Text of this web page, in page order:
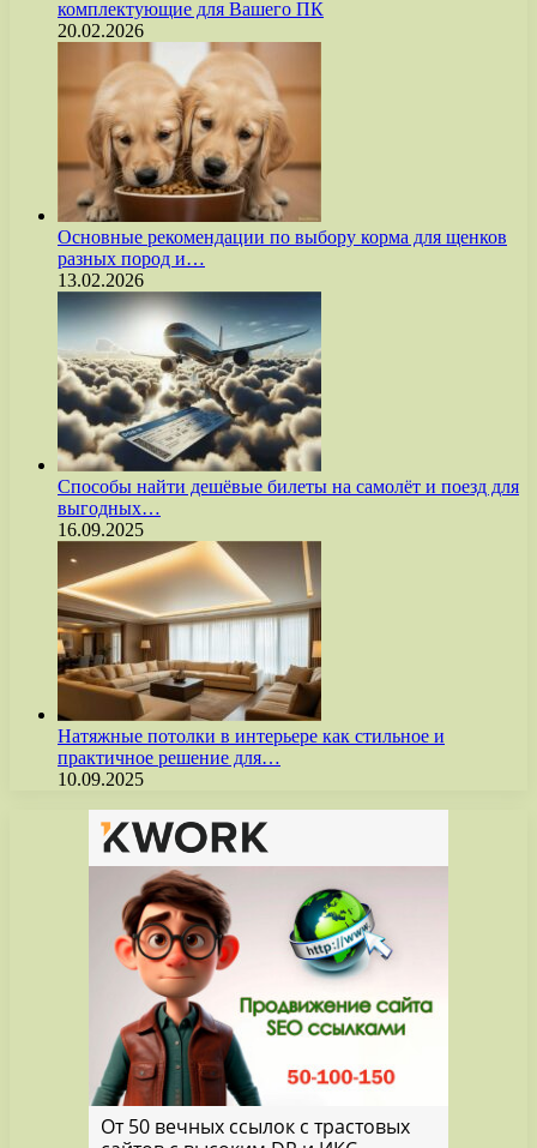
комплектующие для Вашего ПК
20.02.2026
Основные рекомендации по выбору корма для щенков
разных пород и…
13.02.2026
Способы найти дешёвые билеты на самолёт и поезд для
выгодных…
16.09.2025
Натяжные потолки в интерьере как стильное и
практичное решение для…
10.09.2025